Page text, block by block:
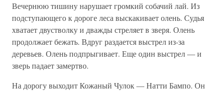
Вечернюю тишину нарушает громкий собачий лай. Из
подступающего к дороге леса выскакивает олень. Судья
хватает двустволку и дважды стреляет в зверя. Олень
продолжает бежать. Вдруг раздается выстрел из-за
деревьев. Олень подпрыгивает. Еще один выстрел — и
зверь падает замертво.
На дорогу выходит Кожаный Чулок — Натти Бампо. Он